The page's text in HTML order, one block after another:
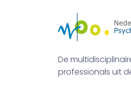
De
professionals uit